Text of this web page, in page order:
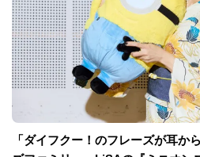
「ダイフクー！のフレーズが耳か